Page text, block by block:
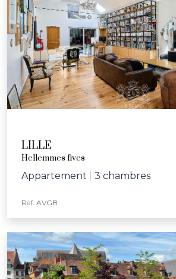
LILLE
Hellemmes fives
Appartement 3 chambres
Réf. AVGB